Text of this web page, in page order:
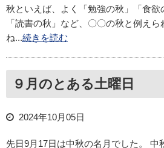
秋といえば、よく「勉強の秋」「食欲
「読書の秋」など、〇〇の秋と例え
ね...続きを読む
９月のとある土曜日
2024年10月05日
先日9月17日は中秋の名月でした。 中